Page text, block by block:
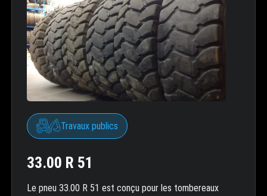
Travaux publics
33.00 R 51
Le pneu 33.00 R 51 est conçu pour les tombereaux